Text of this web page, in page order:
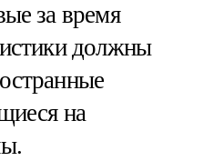
за время
должны
на